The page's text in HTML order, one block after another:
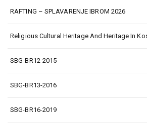
RAFTING – SPLAVARENJE IBROM 2026
Religious Cultural Heritage And Heritage In
SBG-BR12-2015
SBG-BR13-2016
SBG-BR16-2019